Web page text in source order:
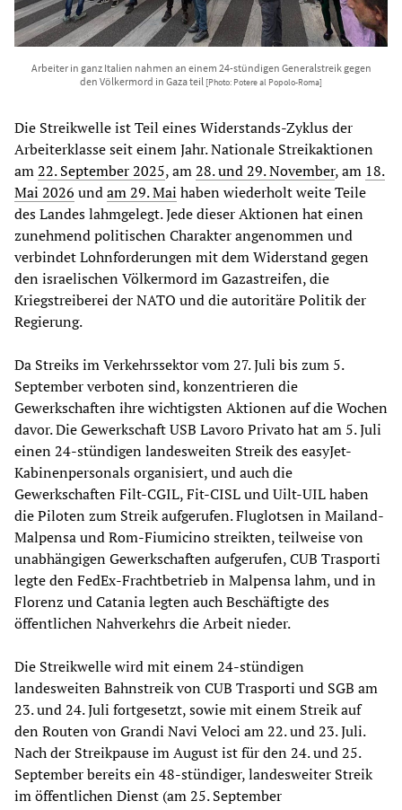
Arbeiter in ganz Italien nahmen an einem 24-stündigen Generalstreik gegen
den Völkermord in Gaza teil [Photo: Potere al Popolo-Roma]
Die Streikwelle ist Teil eines Widerstands-Zyklus der
Arbeiterklasse seit einem Jahr. Nationale Streikaktionen
am22. September 2025, am28. und 29. November, am 18.
Mai 2026 undam 29. Mai haben wiederholt weite Teile
des Landes lahmgelegt. Jede dieser Aktionen hat einen
zunehmend politischen Charakter angenommen und
verbindet Lohnforderungen mit dem Widerstand gegen
den israelischen Völkermord im Gazastreifen, die
Kriegstreiberei der NATO und die autoritäre Politik der
Regierung.
Da Streiks im Verkehrssektor vom 27. Juli bis zum 5.
September verboten sind, konzentrieren die
Gewerkschaften ihre wichtigsten Aktionen auf die Wochen
davor. Die Gewerkschaft USB Lavoro Privato hat am 5. Juli
einen 24-stündigen landesweiten Streik des easyJet-
Kabinenpersonals organisiert, und auch die
Gewerkschaften Filt-CGIL, Fit-CISL und Uilt-UIL haben
die Piloten zum Streik aufgerufen. Fluglotsen in Mailand-
Malpensa und Rom-Fiumicino streikten, teilweise von
unabhängigen Gewerkschaften aufgerufen, CUB Trasporti
legte den FedEx-Frachtbetrieb in Malpensa lahm, und in
Florenz und Catania legten auch Beschäftigte des
öffentlichen Nahverkehrs die Arbeit nieder.
Die Streikwelle wird mit einem 24-stündigen
landesweiten Bahnstreik von CUB Trasporti und SGB am
23. und 24. Juli fortgesetzt, sowie mit einem Streik auf
den Routen von Grandi Navi Veloci am 22. und 23. Juli.
Nach der Streikpause im August ist für den 24. und 25.
September bereits ein 48-stündiger, landesweiter Streik
im öffentlichen Dienst (am 25. September